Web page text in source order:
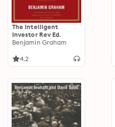
The Intelligent
Investor Rev Ed.
Benjamin Graham
4.2